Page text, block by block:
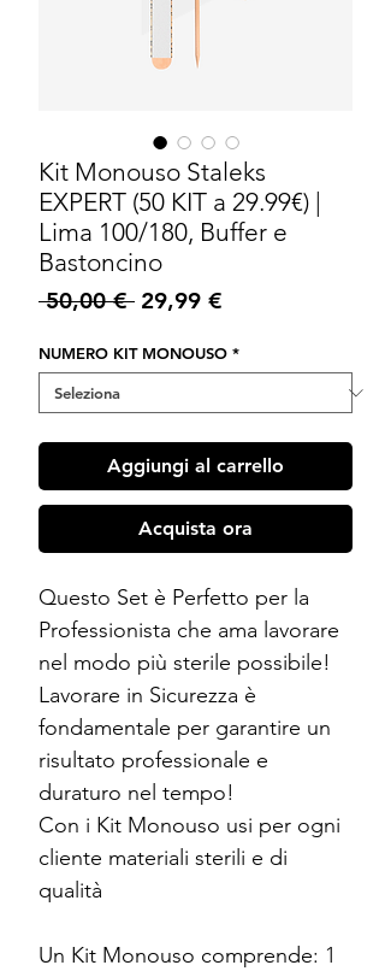
Kit Monouso Staleks
EXPERT (50 KIT a 29.99€) |
Lima 100/180, Buffer e
Bastoncino
50,00 € Prezzo
29,99 €
NUMERO KIT MONOUSO *
Aggiungi al carrello
Acquista ora
Questo Set è Perfetto per la
Professionista che ama lavorare
nel modo più sterile possibile!
Lavorare in Sicurezza è
fondamentale per garantire un
risultato professionale e
duraturo nel tempo!
Con i Kit Monouso usi per ogni
cliente materiali sterili e di
qualità
Un Kit Monouso comprende: 1